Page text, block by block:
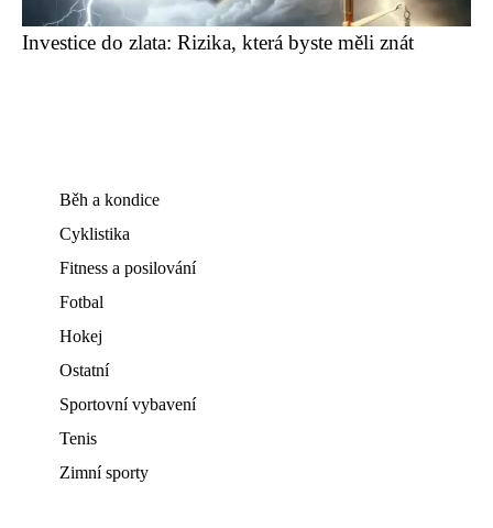
Investice do zlata: Rizika, která byste měli znát
Běh a kondice
Cyklistika
Fitness a posilování
Fotbal
Hokej
Ostatní
Sportovní vybavení
Tenis
Zimní sporty